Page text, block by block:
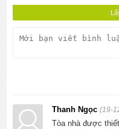
Thanh Ngọc(19-
Tòa nhà được